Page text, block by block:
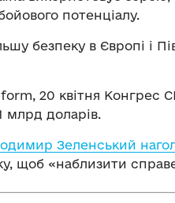
потенціалу.
безпеку в Європі і
20 квітня Конгрес
млрд доларів.
Зеленський
щоб «наблизити